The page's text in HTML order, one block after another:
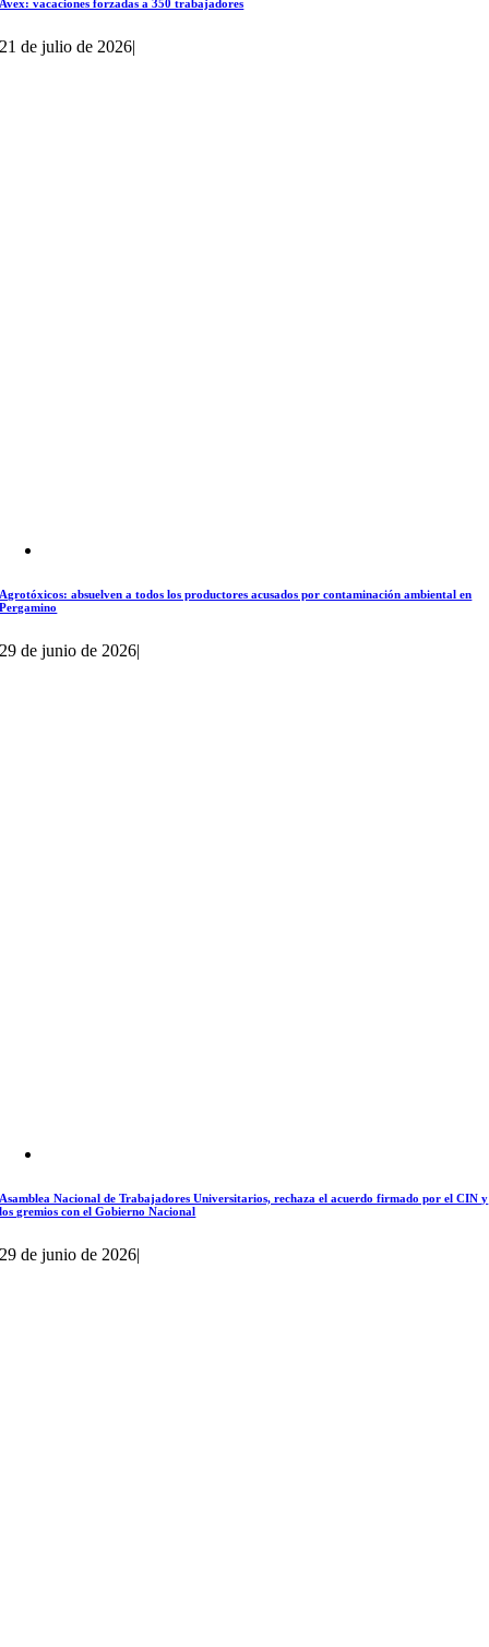
Avex: vacaciones forzadas a 350 trabajadores
21 de julio de 2026|
Agrotóxicos: absuelven a todos los productores acusados por contaminación ambiental en
Pergamino
29 de junio de 2026|
Asamblea Nacional de Trabajadores Universitarios, rechaza el acuerdo firmado por el CIN y
los gremios con el Gobierno Nacional
29 de junio de 2026|